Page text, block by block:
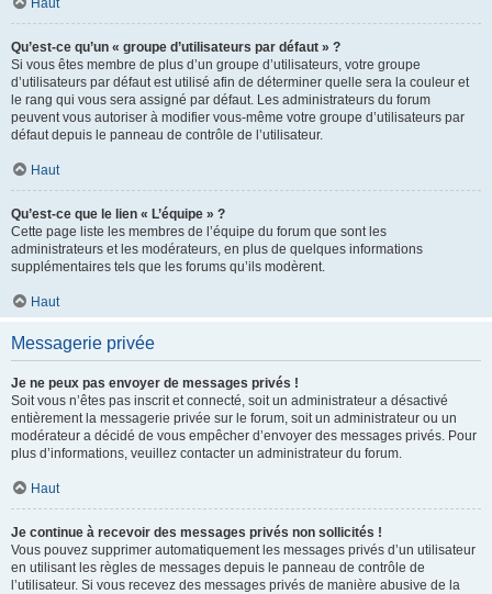
Haut
Qu’est-ce qu’un « groupe d’utilisateurs par défaut » ?
Si vous êtes membre de plus d’un groupe d’utilisateurs, votre groupe
d’utilisateurs par défaut est utilisé afin de déterminer quelle sera la couleur et
le rang qui vous sera assigné par défaut. Les administrateurs du forum
peuvent vous autoriser à modifier vous-même votre groupe d’utilisateurs par
défaut depuis le panneau de contrôle de l’utilisateur.
Haut
Qu’est-ce que le lien « L’équipe » ?
Cette page liste les membres de l’équipe du forum que sont les
administrateurs et les modérateurs, en plus de quelques informations
supplémentaires tels que les forums qu’ils modèrent.
Haut
Messagerie privée
Je ne peux pas envoyer de messages privés !
Soit vous n’êtes pas inscrit et connecté, soit un administrateur a désactivé
entièrement la messagerie privée sur le forum, soit un administrateur ou un
modérateur a décidé de vous empêcher d’envoyer des messages privés. Pour
plus d’informations, veuillez contacter un administrateur du forum.
Haut
Je continue à recevoir des messages privés non sollicités !
Vous pouvez supprimer automatiquement les messages privés d’un utilisateur
en utilisant les règles de messages depuis le panneau de contrôle de
l’utilisateur. Si vous recevez des messages privés de manière abusive de la